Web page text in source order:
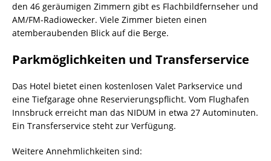
den 46 geräumigen Zimmern gibt es Flachbildfernseher und
AM/FM-Radiowecker. Viele Zimmer bieten einen
atemberaubenden Blick auf die Berge.
Parkmöglichkeiten und Transferservice
Das Hotel bietet einen kostenlosen Valet Parkservice und
eine Tiefgarage ohne Reservierungspflicht. Vom Flughafen
Innsbruck erreicht man das NIDUM in etwa 27 Autominuten.
Ein Transferservice steht zur Verfügung.
Weitere Annehmlichkeiten sind: